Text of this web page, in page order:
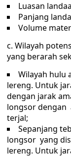
Luasan
Panjang
Volume
c. Wilayah
yang berarah
Wilayah hulu
lereng. Untuk
dengan jarak
longsor dengan
terjal;
Sepanjang
longsor yang
lereng. Untuk